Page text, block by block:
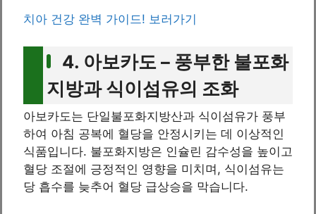
치아 건강 완벽 가이드! 보러가기
4. 아보카도 – 풍부한 불포화
지방과 식이섬유의 조화
아보카도는 단일불포화지방산과 식이섬유가 풍부
하여 아침 공복에 혈당을 안정시키는 데 이상적인
식품입니다. 불포화지방은 인슐린 감수성을 높이고
혈당 조절에 긍정적인 영향을 미치며, 식이섬유는
당 흡수를 늦추어 혈당 급상승을 막습니다.